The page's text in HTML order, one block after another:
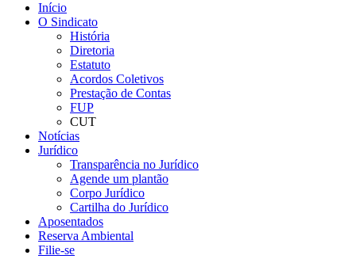
Início
O Sindicato
História
Diretoria
Estatuto
Acordos Coletivos
Prestação de Contas
FUP
CUT
Notícias
Jurídico
Transparência no Jurídico
Agende um plantão
Corpo Jurídico
Cartilha do Jurídico
Aposentados
Reserva Ambiental
Filie-se